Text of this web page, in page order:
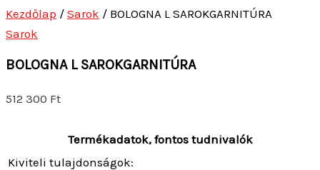
Kezdőlap / Sarok / BOLOGNA L SAROKGARNITÚRA
Sarok
BOLOGNA L SAROKGARNITÚRA
512 300 Ft
Termékadatok, fontos tudnivalók
Kiviteli tulajdonságok: